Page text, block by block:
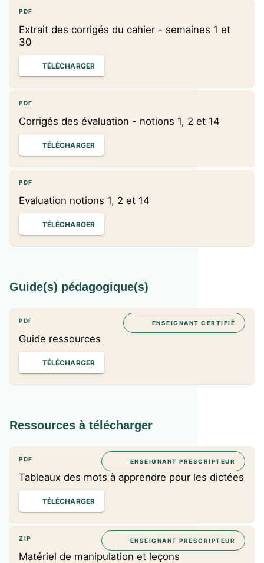
PDF
Extrait des corrigés du cahier - semaines 1 et
30
TÉLÉCHARGER
PDF
Corrigés des évaluation - notions 1, 2 et 14
TÉLÉCHARGER
PDF
Evaluation notions 1, 2 et 14
TÉLÉCHARGER
Guide(s) pédagogique(s)
PDF
Guide ressources
ENSEIGNANT CERTIFIÉ
TÉLÉCHARGER
Ressources à télécharger
PDF
Tableaux des mots à apprendre pour les dictées
ENSEIGNANT PRESCRIPTEUR
TÉLÉCHARGER
ZIP
Matériel de manipulation et leçons
ENSEIGNANT PRESCRIPTEUR